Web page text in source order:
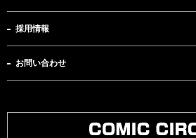
採用情報
お問い合わせ